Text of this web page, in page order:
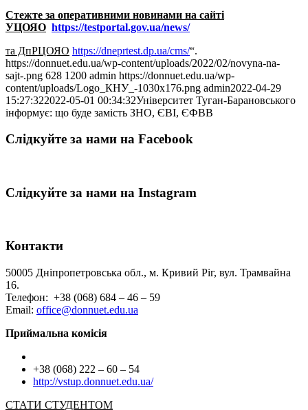
Стежте за оперативними новинами на сайті
УЦОЯО https://testportal.gov.ua/news/
та ДпРЦОЯО https://dneprtest.dp.ua/cms/“.
https://donnuet.edu.ua/wp-content/uploads/2022/02/novyna-na-
sajt-.png 628 1200 admin https://donnuet.edu.ua/wp-
content/uploads/Logo_КНУ_-1030x176.png admin2022-04-29
15:27:322022-05-01 00:34:32Університет Туган-Барановського
інформує: що буде замість ЗНО, ЄВІ, ЄФВВ
Слідкуйте за нами на Facebook
Слідкуйте за нами на Instagram
Контакти
50005 Дніпропетровська обл., м. Кривий Ріг, вул. Трамвайна
16.
Телефон: +38 (068) 684 – 46 – 59
Email: office@donnuet.edu.ua
Приймальна комісія
+38 (068) 222 – 60 – 54
http://vstup.donnuet.edu.ua/
СТАТИ СТУДЕНТОМ